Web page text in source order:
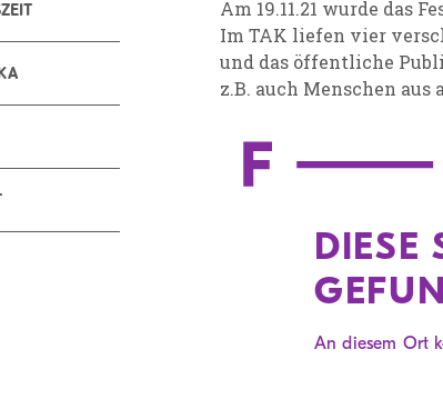
Am 19.11.21 wurde das
Im TAK liefen vier
und das öffentliche
z.B. auch Menschen